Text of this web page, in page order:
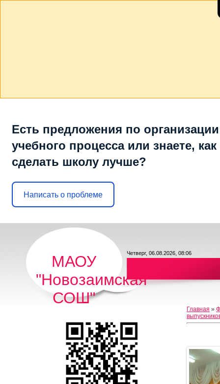
Есть предложения по организации
учебного процесса или знаете, как
сделать школу лучше?
Написать о проблеме
МАОУ
"Новозаимская
СОШ"
Четверг, 06.08.2026, 08:06
Главная »